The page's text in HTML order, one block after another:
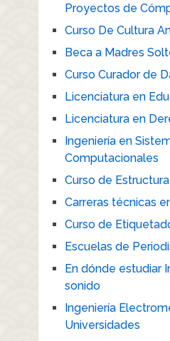
Proyectos de
Curso De Cultura
Beca a Madres
Curso Curador de
Licenciatura en
Licenciatura en
Ingeniería en
Computacionales
Curso de
Carreras técnicas
Curso de
Escuelas de
En dónde estudiar
sonido
Ingeniería
Universidades